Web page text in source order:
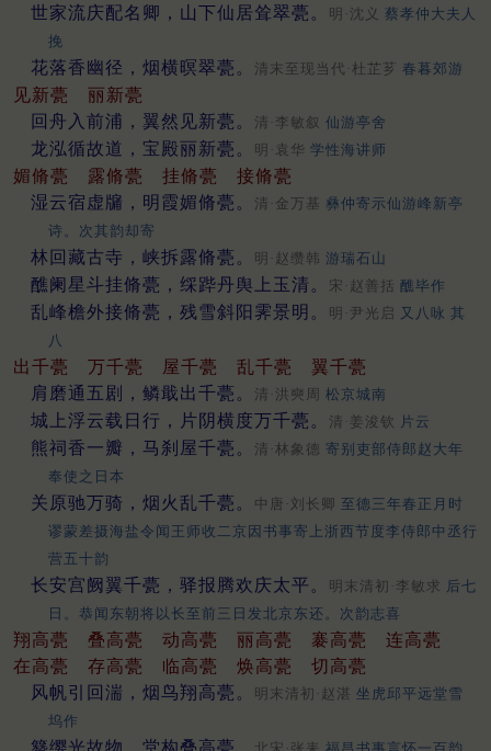
世家流庆配名卿，山下仙居耸翠甍。 明·沈义 蔡孝仲大夫人
挽
花落香幽径，烟横暝翠甍。 清末至现当代·杜芷芗 春暮郊游
见新甍
丽新甍
回舟入前浦，翼然见新甍。
清·李敏叙 仙游亭舍
龙泓循故道，宝殿丽新甍。 明·袁华 学性海讲师
媚脩甍 露脩甍 挂脩甍
接脩甍
湿云宿虚牖，明霞媚脩甍。
清·金万基 彝仲寄示仙游峰新亭
诗。次其韵却寄
林回藏古寺，峡拆露脩甍。 明·赵缵韩 游瑞石山
醮阑星斗挂脩甍，䌽跸丹舆上玉清。 宋·赵善括 醮毕作
乱峰檐外接脩甍，残雪斜阳霁景明。 明·尹光启 又八咏 其
八
出千甍 万千甍 屋千甍 乱千甍
翼千甍
肩磨通五剧，鳞戢出千甍。
清·洪奭周 松京城南
城上浮云载日行，片阴横度万千甍。 清·姜浚钦 片云
熊祠香一瓣，马刹屋千甍。 清·林象德 寄别吏部侍郎赵大年
奉使之日本
关原驰万骑，烟火乱千甍。 中唐·刘长卿 至德三年春正月时
谬蒙差摄海盐令闻王师收二京因书事寄上浙西节度李侍郎中丞行
营五十韵
长安宫阙翼千甍，驿报腾欢庆太平。 明末清初·李敏求 后七
日。恭闻东朝将以长至前三日发北京东还。次韵志喜
翔高甍 叠高甍 动高甍 丽高甍 褰高甍
连高甍
在高甍
存高甍 临高甍 焕高甍
切高甍
风帆引回湍，烟鸟翔高甍。
明末清初·赵湛 坐虎邱平远堂雪
坞作
簪缨光故物，堂构叠高甍。